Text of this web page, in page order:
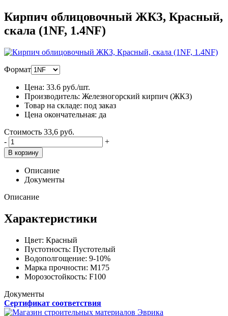
Кирпич облицовочный ЖКЗ, Красный,
скала (1NF, 1.4NF)
Формат
Цена: 33.6 руб./шт.
Производитель: Железногорский кирпич (ЖКЗ)
Товар на складе: под заказ
Цена окончательная: да
Стоимость 33,6 руб.
-
+
В корзину
Описание
Документы
Описание
Характеристики
Цвет: Красный
Пустотность: Пустотелый
Водополгощение: 9-10%
Марка прочности: М175
Морозостойкость: F100
Документы
Сертификат соответствия